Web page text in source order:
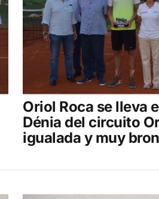
Oriol Roca se lleva
Dénia del circuito
igualada y muy